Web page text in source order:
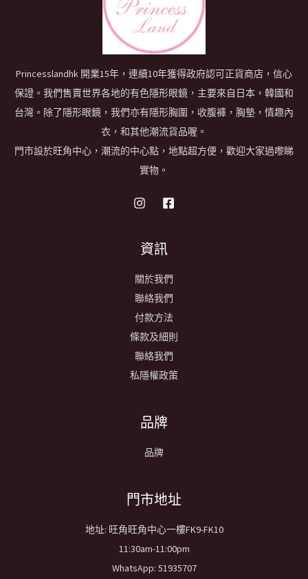
Princesslandhk 開業15年，連續10年獲得政府認可正貨商店，信心
保證。我們售賣世界各地的有色隱形眼鏡，主要來自日本，韓國和
台灣。除了隱形眼鏡，我們亦有隱形胸圍，收腹褲，胸墊，情趣內
衣，和其他潮流貨品喔。
門市設於旺角中心，潮流的中心點，地點超方便，歡迎大家過嚟睇
實物。
資訊
關於我們
聯絡我們
付款方法
條款及細則
聯絡我們
私隱權政策
品牌
品牌
​門市地址
地址: 旺角旺角中心一樓FK9-FK10
11:30am-11:00pm
WhatsApp: 51935707